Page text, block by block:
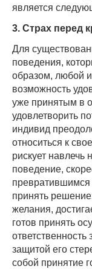
является
3. Страх перед
Для
поведения,
образом, любой
возможность
уже принятым в
удовлетворить
индивид
относиться к
рискует навлечь
поведение,
принять
желания,
готов принять
защитой его
собой принятие